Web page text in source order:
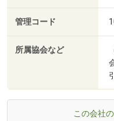
管理コード
所属協会など
この会社